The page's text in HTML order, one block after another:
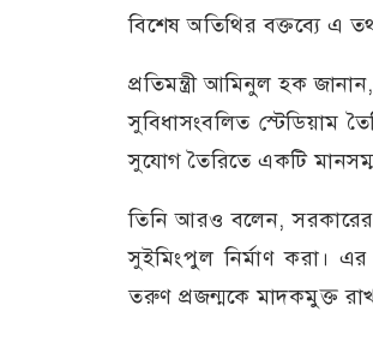
বিশেষ অতিথির বক্তব্যে এ
প্রতিমন্ত্রী আমিনুল হক
সুবিধাসংবলিত স্টেডিয়াম
সুযোগ তৈরিতে একটি
তিনি আরও বলেন, সরকারের
সুইমিংপুল নির্মাণ করা। এর
তরুণ প্রজন্মকে মাদকমুক্ত